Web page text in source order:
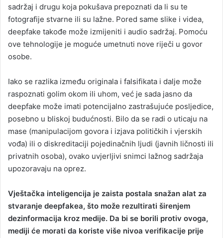
sadržaj i drugu koja pokušava prepoznati da li su te
fotografije stvarne ili su lažne. Pored same slike i videa,
deepfake takođe može izmijeniti i audio sadržaj. Pomoću
ove tehnologije je moguće umetnuti nove riječi u govor
osobe.
Iako se razlika između originala i falsifikata i dalje može
raspoznati golim okom ili uhom, već je sada jasno da
deepfake može imati potencijalno zastrašujuće posljedice,
posebno u bliskoj budućnosti. Bilo da se radi o uticaju na
mase (manipulacijom govora i izjava političkih i vjerskih
vođa) ili o diskreditaciji pojedinačnih ljudi (javnih ličnosti ili
privatnih osoba), ovako uvjerljivi snimci lažnog sadržaja
upozoravaju na oprez.
Vještačka inteligencija je zaista postala snažan alat za
stvaranje deepfakea, što može rezultirati širenjem
dezinformacija kroz medije. Da bi se borili protiv ovoga,
mediji će morati da koriste više nivoa verifikacije prije